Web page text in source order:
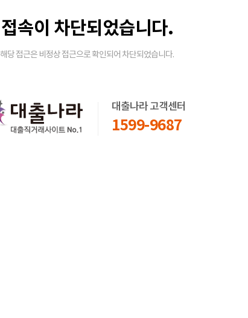
접속이 차단되었습니다.
해당 접근은 비정상 접근으로 확인되어 차단되었습니다.
대출나라 고객센터
1599-9687